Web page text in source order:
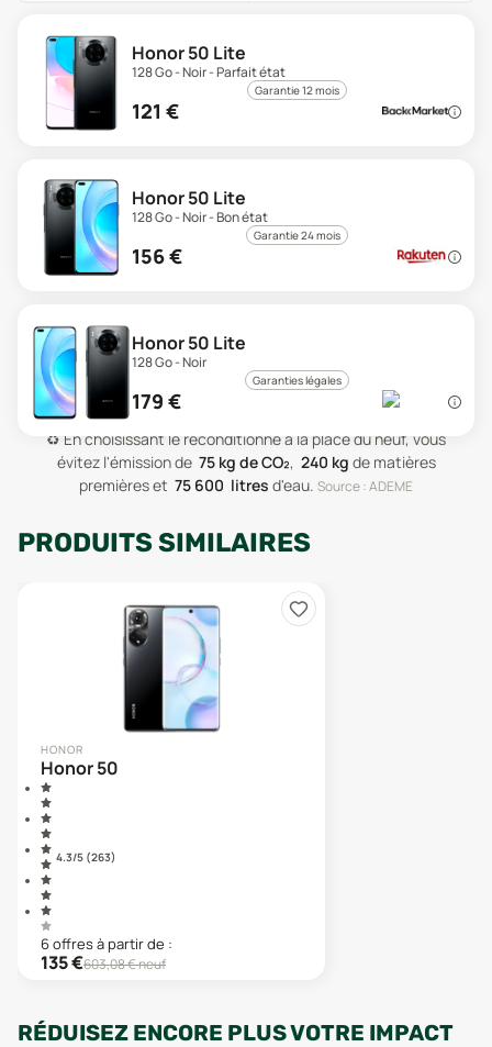
Honor 50 Lite
128 Go - Noir - Parfait état
Garantie 12 mois
121 €
Honor 50 Lite
128 Go - Noir - Bon état
Garantie 24 mois
156€
Honor 50 Lite
128 Go - Noir
Garanties légales
179 €
♻️ En choisissant le reconditionné à la place du neuf, vous
évitez l'émission de 75 kg de CO₂, 240 kg de matières
premièreset 75 600 litres d'eau. Source : ADEME
PRODUITS SIMILAIRES
HONOR
Honor 50
4.3/5 (263)
6offresà partir de :
135€603,08€ neuf
RÉDUISEZ ENCORE PLUS VOTRE IMPACT